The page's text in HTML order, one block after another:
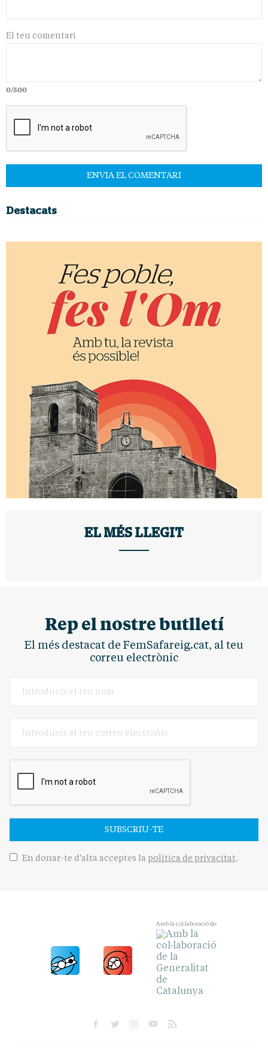
El teu comentari
0/500
Destacats
EL MÉS LLEGIT
Rep el nostre butlletí
El més destacat de FemSafareig.cat, al teu
correu electrònic
SUBSCRIU-TE
En donar-te d'alta acceptes la política de privacitat.
Amb la col·laboració de: